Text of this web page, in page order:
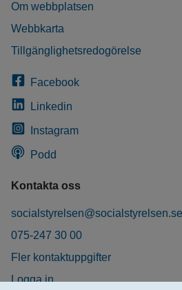
Om webbplatsen
Webbkarta
Tillgänglighetsredogörelse
Facebook
Linkedin
Instagram
Podd
Kontakta oss
socialstyrelsen@socialstyrelsen.se
075-247 30 00
Fler kontaktuppgifter
Logga in